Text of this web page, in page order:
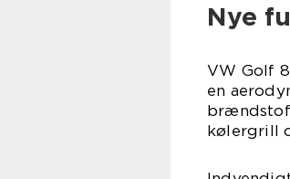
Nye
VW Golf
en
kølergrill